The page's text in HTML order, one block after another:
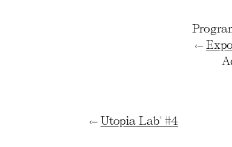
Utopia Lab' #4